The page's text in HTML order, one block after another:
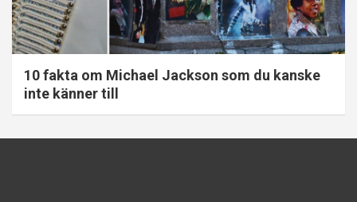
10 fakta om Michael Jackson som du kanske
inte känner till